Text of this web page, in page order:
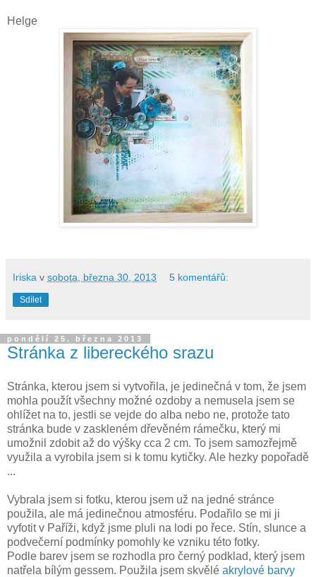
Helge
Iriska v sobota, března 30, 2013 5 komentářů:
Sdílet
pondělí 25. března 2013
Stránka z libereckého srazu
Stránka, kterou jsem si vytvořila, je jedinečná v tom, že jsem
mohla použít všechny možné ozdoby a nemusela jsem se
ohlížet na to, jestli se vejde do alba nebo ne, protože tato
stránka bude v zaskleném dřevěném rámečku, který mi
umožnil zdobit až do výšky cca 2 cm. To jsem samozřejmě
využila a vyrobila jsem si k tomu kytičky. Ale hezky popořadě
...
Vybrala jsem si fotku, kterou jsem už na jedné stránce
použila, ale má jedinečnou atmosféru. Podařilo se mi ji
vyfotit v Paříži, když jsme pluli na lodi po řece. Stín, slunce a
podvečerní podmínky pomohly ke vzniku této fotky.
Podle barev jsem se rozhodla pro černý podklad, který jsem
natřela bílým gessem. Použila jsem skvělé akrylové barvy